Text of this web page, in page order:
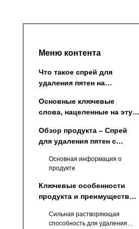
Меню контента
Что такое спрей для
удаления пятен на
Основные ключевые
слова, нацеленные на эту
Обзор продукта – Спрей
для удаления пятен с
Основная информация о
продукте
Ключевые особенности
продукта и преимущества
Сильная растворяющая
способность для удаления